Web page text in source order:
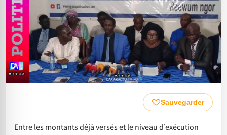
Sauvegarder
Entre les montants déjà versés et le niveau d’exécution